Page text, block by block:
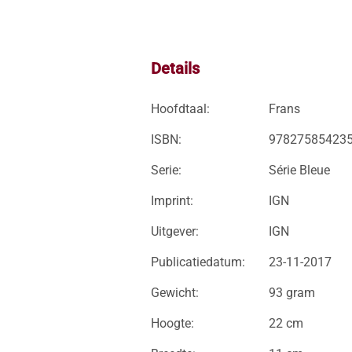
Details
Hoofdtaal: Frans
ISBN:
Serie: Série Bleue
Imprint: IGN
Uitgever: IGN
Publicatiedatum: 23-11-2017
Gewicht: 93 gram
Hoogte: 22 cm